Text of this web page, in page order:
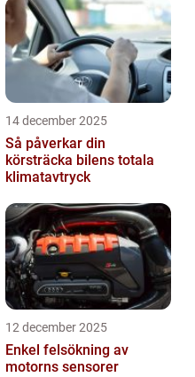
14 december 2025
Så påverkar din
körsträcka bilens totala
klimatavtryck
12 december 2025
Enkel felsökning av
motorns sensorer